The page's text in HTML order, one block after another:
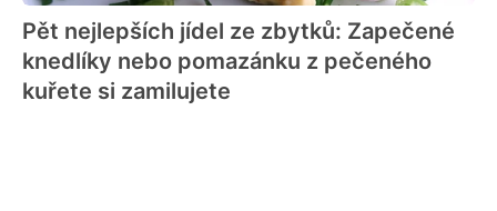
Pět nejlepších jídel ze zbytků: Zapečené
knedlíky nebo pomazánku z pečeného
kuřete si zamilujete